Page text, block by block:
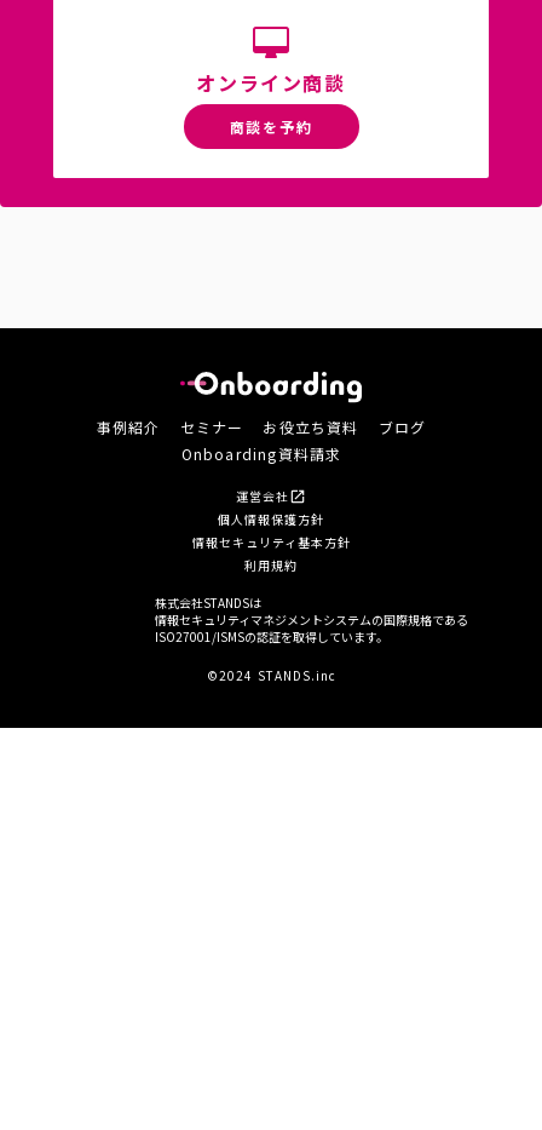
オンライン商談
商談を予約
事例紹介 セミナー お役立ち資料
ブログ
Onboarding資料請求
運営会社open_in_new
個人情報保護方針
情報セキュリティ基本方針
利用規約
株式会社STANDSは
情報セキュリティマネジメントシステムの国際規格である
ISO27001/ISMSの認証を取得しています。
©2024 STANDS.inc